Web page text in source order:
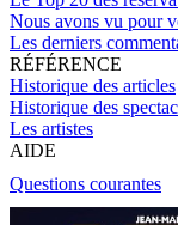
Nous avons vu pour
Les derniers
RÉFÉRENCE
Historique des articles
Historique des
Les artistes
AIDE
Questions courantes